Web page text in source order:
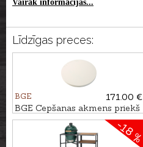
Vairāk informācijas...
Līdzīgas preces:
BGE
171.00 €
BGE Cepšanas akmens priekš
XLarge grila
-18 %